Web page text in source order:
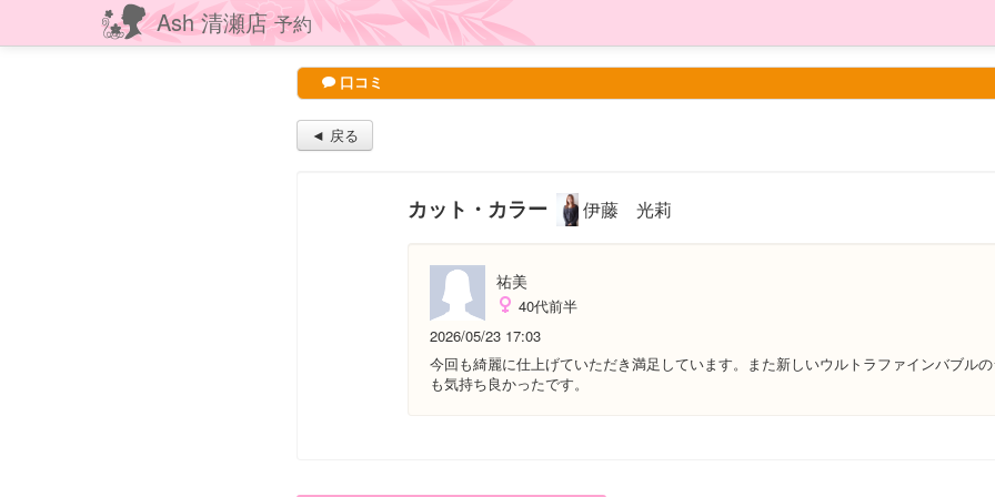
Ash 清瀬店予約
口コミ
◄ 戻る
カット・カラー 伊藤 光莉
祐美
40代前半
2026/05/23 17:03
今回も綺麗に仕上げていただき満足しています。また新しいウルトラファインバブル
も気持ち良かったです。